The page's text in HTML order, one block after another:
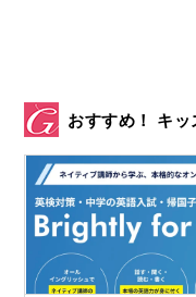
おすすめ！ キ